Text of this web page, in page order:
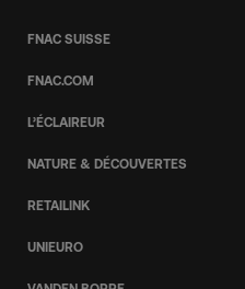
FNAC SUISSE
FNAC.COM
L’ÉCLAIREUR
NATURE & DÉCOUVERTES
RETAILINK
UNIEURO